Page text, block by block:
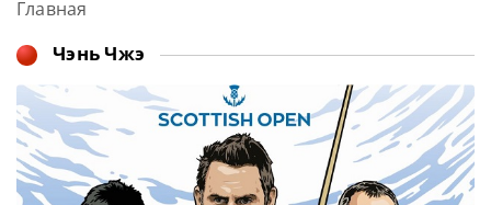
Главная
Чэнь Чжэ